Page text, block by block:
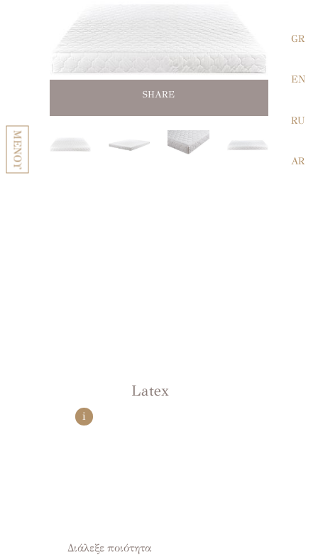
ΜΕΝΟΥ
GR
EN
RU
AR
SHARE
SHARE
SHARE
SHARE
Latex
i
Διάλεξε ποιότητα